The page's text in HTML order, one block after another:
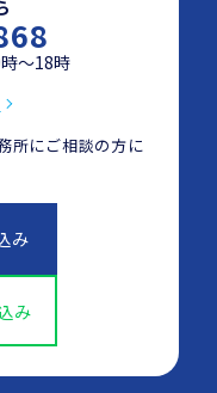
～18時
所にご相談の方に
み
み